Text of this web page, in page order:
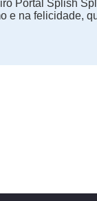
Portal Splish
e na felicidade,